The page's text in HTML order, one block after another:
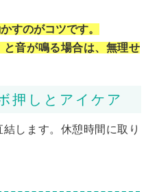
すのがコツです。
音が鳴る場合は、無理せ
押しとアイケア
します。休憩時間に取り